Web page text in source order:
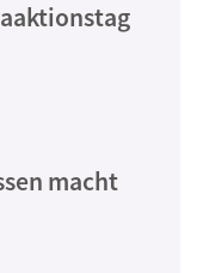
macht